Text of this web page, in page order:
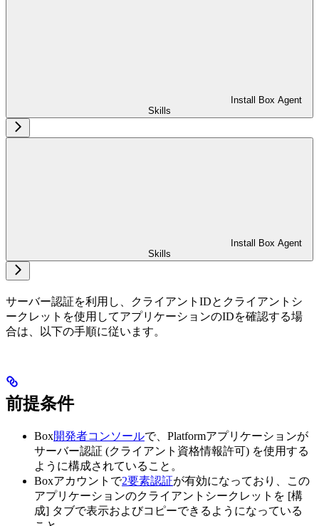
Install Box Agent
Skills
Install Box Agent
Skills
サーバー認証を利用し、クライアントIDとクライアントシ
ークレットを使用してアプリケーションのIDを確認する場
合は、以下の手順に従います。
前提条件
Box開発者コンソールで、Platformアプリケーションが
サーバー認証 (クライアント資格情報許可) を使用する
ように構成されていること。
Boxアカウントで2要素認証が有効になっており、この
アプリケーションのクライアントシークレットを [構
成] タブで表示およびコピーできるようになっている